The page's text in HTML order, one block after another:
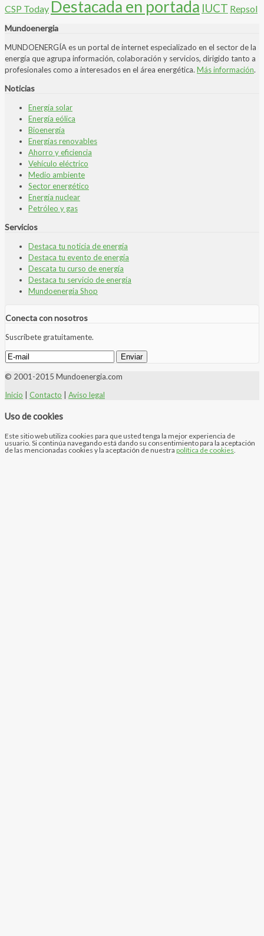
CSP Today Destacada en portada IUCT Repsol
Mundoenergia
MUNDOENERGÍA es un portal de internet especializado en el sector de la
energía que agrupa información, colaboración y servicios, dirigido tanto a
profesionales como a interesados en el área energética. Más información.
Noticias
Energía solar
Energía eólica
Bioenergía
Energías renovables
Ahorro y eficiencia
Vehículo eléctrico
Medio ambiente
Sector energético
Energía nuclear
Petróleo y gas
Servicios
Destaca tu noticia de energía
Destaca tu evento de energía
Descata tu curso de energía
Destaca tu servicio de energía
Mundoenergia Shop
Conecta con nosotros
Suscríbete gratuitamente.
© 2001-2015 Mundoenergia.com
Inicio
Contacto Aviso legal
Uso de cookies
Este sitio web utiliza cookies para que usted tenga la mejor experiencia de
usuario. Si continúa navegando está dando su consentimiento para la aceptación
de las mencionadas cookies y la aceptación de nuestra política de cookies